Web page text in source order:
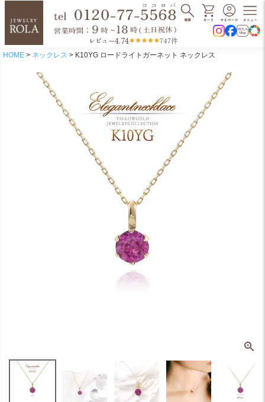
レビュー4.74 747件
HOME ネックレス K10YG ロードライトガーネット ネックレス